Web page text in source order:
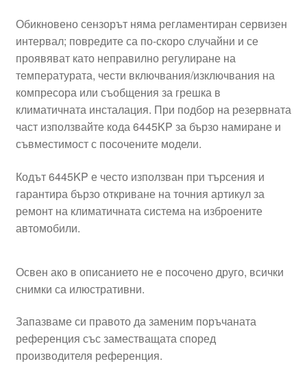
Обикновено сензорът няма регламентиран сервизен
интервал; повредите са по-скоро случайни и се
проявяват като неправилно регулиране на
температурата, чести включвания/изключвания на
компресора или съобщения за грешка в
климатичната инсталация. При подбор на резервната
част използвайте кода 6445KP за бързо намиране и
съвместимост с посочените модели.
Кодът 6445KP е често използван при търсения и
гарантира бързо откриване на точния артикул за
ремонт на климатичната система на изброените
автомобили.
Освен ако в описанието не е посочено друго, всички
снимки са илюстративни.
Запазваме си правото да заменим поръчаната
референция със заместващата според
производителя референция.